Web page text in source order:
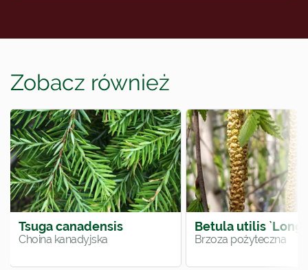
Zobacz również
Tsuga canadensis
Choina kanadyjska
Betula utilis `Long
Brzoza pożyteczna